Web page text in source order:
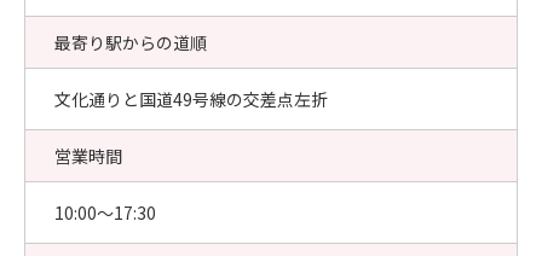
最寄り駅からの道順
文化通りと国道49号線の交差点左折
営業時間
10:00〜17:30